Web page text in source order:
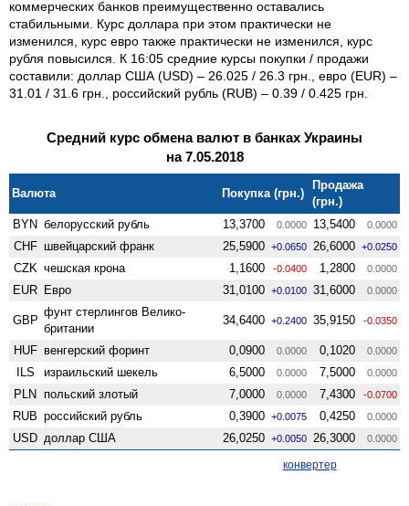
коммерческих банков преимущественно оставались
стабильными. Курс доллара при этом практически не
изменился, курс евро также практически не изменился, курс
рубля повысился. К 16:05 средние курсы покупки / продажи
составили: доллар США (USD) – 26.025 / 26.3 грн., евро (EUR) –
31.01 / 31.6 грн., российский рубль (RUB) – 0.39 / 0.425 грн.
Средний курс обмена валют в банках Украины
на 7.05.2018
Валюта Покупка (грн.)
Продажа
(грн.)
BYN белорусский рубль 13,3700 0.0000 13,5400 0.0000
CHF швейцарский франк 25,5900 +0.0650 26,6000 +0.0250
CZK чешская крона 1,1600 -0.0400 1,2800 0.0000
EUR Евро 31,0100 +0.0100 31,6000 0.0000
GBP
фунт стерлингов Велико­
британии
34,6400 +0.2400 35,9150 -0.0350
HUF венгерский форинт 0,0900 0.0000 0,1020 0.0000
ILS израильский шекель 6,5000 0.0000 7,5000 0.0000
PLN польский злотый 7,0000 0.0000 7,4300 -0.0700
RUB российский рубль 0,3900 +0.0075 0,4250 0.0000
USD доллар США 26,0250 +0.0050 26,3000 0.0000
конвертер